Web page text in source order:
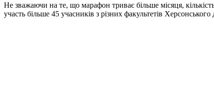
Не зважаючи на те, що марафон триває більше місяця,
участь більше 45 учасників з різних факультетів